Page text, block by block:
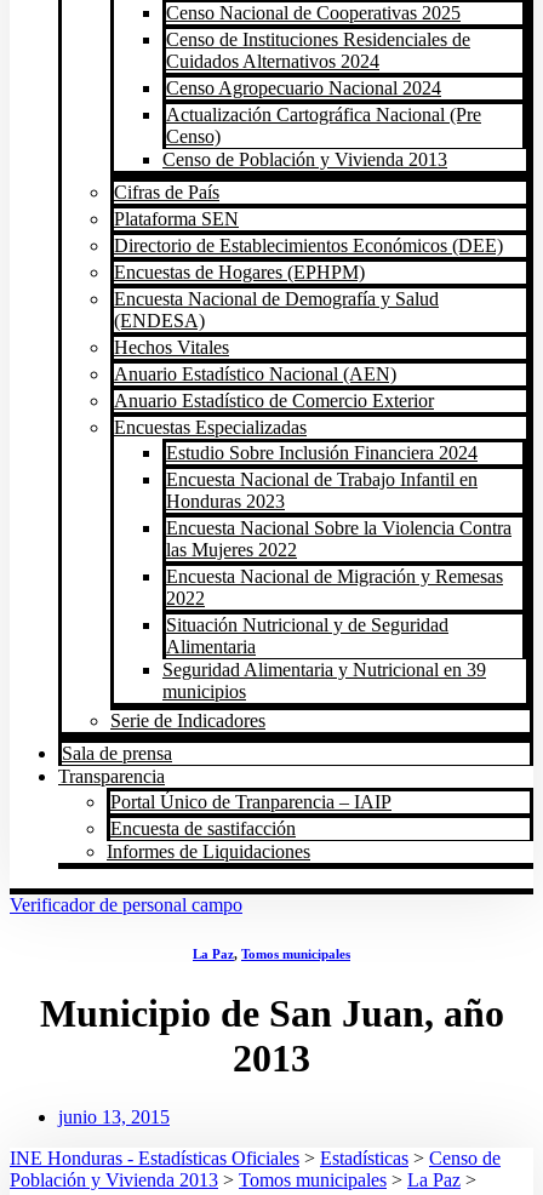
Censo Nacional de Cooperativas 2025
Censo de Instituciones Residenciales de
Cuidados Alternativos 2024
Censo Agropecuario Nacional 2024
Actualización Cartográfica Nacional (Pre
Censo)
Censo de Población y Vivienda 2013
Cifras de País
Plataforma SEN
Directorio de Establecimientos Económicos (DEE)
Encuestas de Hogares (EPHPM)
Encuesta Nacional de Demografía y Salud
(ENDESA)
Hechos Vitales
Anuario Estadístico Nacional (AEN)
Anuario Estadístico de Comercio Exterior
Encuestas Especializadas
Estudio Sobre Inclusión Financiera 2024
Encuesta Nacional de Trabajo Infantil en
Honduras 2023
Encuesta Nacional Sobre la Violencia Contra
las Mujeres 2022
Encuesta Nacional de Migración y Remesas
2022
Situación Nutricional y de Seguridad
Alimentaria
Seguridad Alimentaria y Nutricional en 39
municipios
Serie de Indicadores
Sala de prensa
Transparencia
Portal Único de Tranparencia – IAIP
Encuesta de sastifacción
Informes de Liquidaciones
Verificador de personal campo
La Paz, Tomos municipales
Municipio de San Juan, año
2013
junio 13, 2015
INE Honduras - Estadísticas Oficiales > Estadísticas > Censo de
Población y Vivienda 2013 > Tomos municipales > La Paz >